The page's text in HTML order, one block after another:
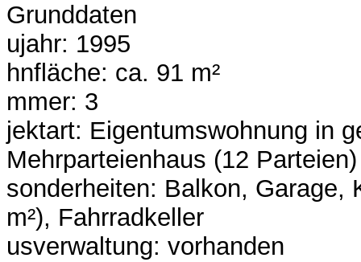
Grunddaten
ujahr: 1995
hnfläche: ca. 91 m²
mmer: 3
jektart: Eigentumswohnung in
Mehrparteienhaus (12 Parteien)
sonderheiten: Balkon, Garage,
m²), Fahrradkeller
usverwaltung: vorhanden